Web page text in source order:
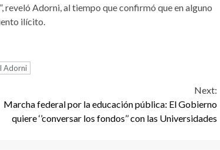
reveló Adorni, al tiempo que confirmó que en alguno
ilícito.
Adorni
Next:
Marcha federal por la educación pública: El Gobierno
quiere ‘’conversar los fondos’’ con las Universidades